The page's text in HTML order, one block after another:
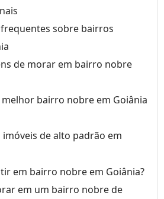
frequentes sobre bairros
de morar em bairro nobre
bairro nobre em Goiânia
de alto padrão em
em bairro nobre em Goiânia?
em um bairro nobre de